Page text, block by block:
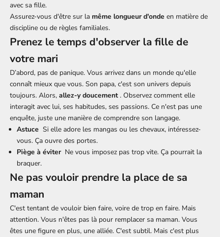
avec sa fille.
Assurez-vous d'être sur la même longueur d'onde en matière de
discipline ou de règles familiales.
Prenez le temps d'observer la fille de
votre mari
D’abord, pas de panique. Vous arrivez dans un monde qu'elle
connaît mieux que vous. Son papa, c'est son univers depuis
toujours. Alors, allez-y doucement. Observez comment elle
interagit avec lui, ses habitudes, ses passions. Ce n'est pas une
enquête, juste une manière de comprendre son langage.
Astuce Si elle adore les mangas ou les chevaux, intéressez-
vous. Ça ouvre des portes.
Piège à éviterNe vous imposez pas trop vite. Ça pourrait la
braquer.
Ne pas vouloir prendre la place de sa
maman
C'est tentant de vouloir bien faire, voire de trop en faire. Mais
attention. Vous n'êtes pas là pour remplacer sa maman. Vous
êtes une figure en plus, une alliée. C'est subtil. Mais c'est plus